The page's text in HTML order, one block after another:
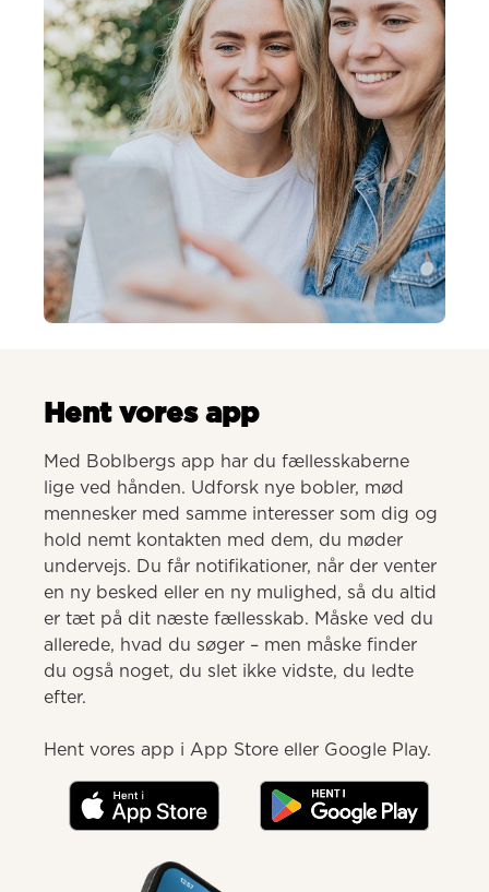
Hent vores app
Med Boblbergs app har du fællesskaberne
lige ved hånden. Udforsk nye bobler, mød
mennesker med samme interesser som dig og
hold nemt kontakten med dem, du møder
undervejs. Du får notifikationer, når der venter
en ny besked eller en ny mulighed, så du altid
er tæt på dit næste fællesskab. Måske ved du
allerede, hvad du søger – men måske finder
du også noget, du slet ikke vidste, du ledte
efter.
Hent vores app i App Store eller Google Play.